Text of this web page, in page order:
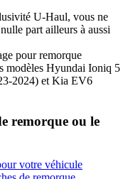
U-Haul, vous ne
part ailleurs à aussi
pour remorque
modèles Hyundai Ioniq 5
2024) et Kia EV6
remorque ou le
votre véhicule